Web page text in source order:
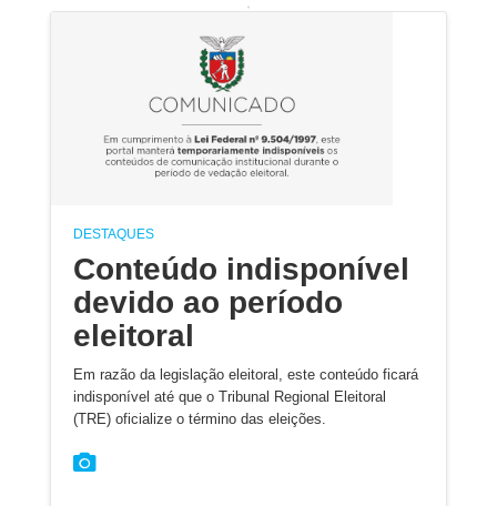
DESTAQUES
Conteúdo indisponível
devido ao período
eleitoral
Em razão da legislação eleitoral, este conteúdo ficará
indisponível até que o Tribunal Regional Eleitoral
(TRE) oficialize o término das eleições.